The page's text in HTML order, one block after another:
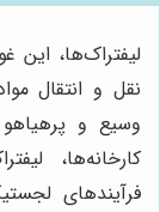
لیفتراک‌ها،
نقل و انتقال
وسیع و
کارخانه‌ها،
فرآیندهای